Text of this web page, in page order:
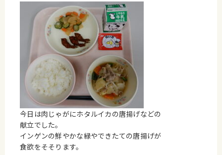
今日は肉じゃがにホタルイカの唐揚げなどの
献立でした。
インゲンの鮮やかな緑やできたての唐揚げが
食欲をそそります。